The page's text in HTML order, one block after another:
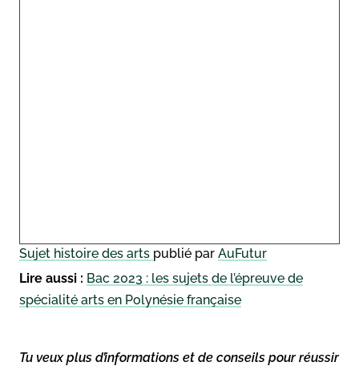
Sujet histoire des arts publié par AuFutur
Lire aussi : Bac 2023 : les sujets de l’épreuve de
spécialité arts en Polynésie française
Tu veux plus d’informations et de conseils pour réussir